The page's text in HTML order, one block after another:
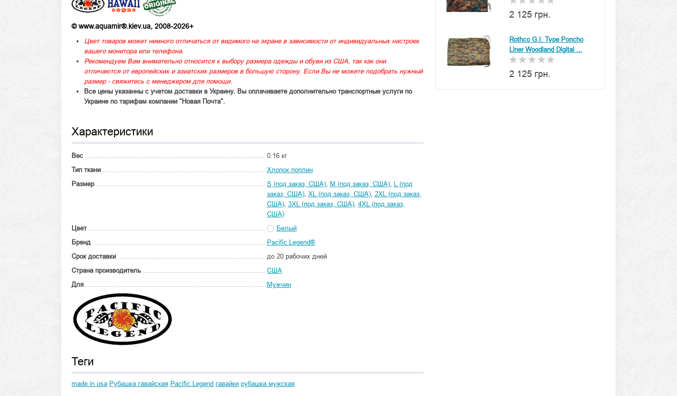
© www.aquamir®.kiev.ua, 2008-2026+
Цвет товаров может немного отличаться от видимого на экране в зависимости от индивидуальных настроек
вашего монитора или телефона.
Рекомендуем Вам внимательно относится к выбору размера одежды и обуви из США, так как они
отличаются от европейских и азиатских размеров в большую сторону. Если Вы не можете подобрать нужный
размер - свяжитесь с менеджером для помощи.
Все цены указанны с учетом доставки в Украину. Вы оплачиваете дополнительно транспортные услуги по
Украине по тарифам компании "Новая Почта".
Характеристики
Вес
0.16 кг
Тип ткани
Хлопок поплин
Размер
S (под заказ, США), M (под заказ, США), L (под
заказ, США), XL (под заказ, США), 2XL (под заказ,
США), 3XL (под заказ, США), 4XL (под заказ,
США)
Цвет
Белый
Бренд
Pacific Legend®
Срок доставки
до 20 рабочих дней
Страна производитель
США
Для
Мужчин
Теги
made in usa Рубашка гавайская Pacific Legend гавайки рубашка мужская
2 125 грн.
Rothco G.I. Type Poncho
Liner Woodland Digital ...
2 125 грн.